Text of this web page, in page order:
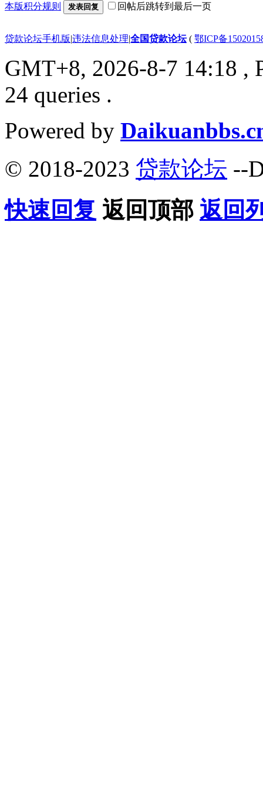
本版积分规则 发表回复 回帖后跳转到最后一页
贷款论坛手机版|违法信息处理|全国贷款论坛( 鄂ICP备
GMT+8, 2026-8-7 14:18 ,
24 queries .
Powered by
© 2018-2023 贷款论坛 --
快速回复 返回顶部 返回